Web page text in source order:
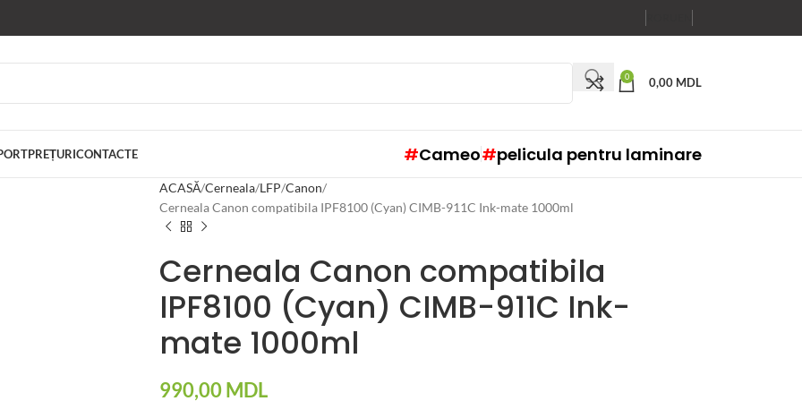
0 0,00 MDL
PREȚURICONTACTE #Cameo#pelicula pentru laminare
ACASĂ Cerneala LFP Canon
Cerneala Canon compatibila IPF8100 (Cyan) CIMB-911C Ink-mate 1000ml
Cerneala Canon compatibila
IPF8100 (Cyan) CIMB-911C Ink-
mate 1000ml
990,00MDL